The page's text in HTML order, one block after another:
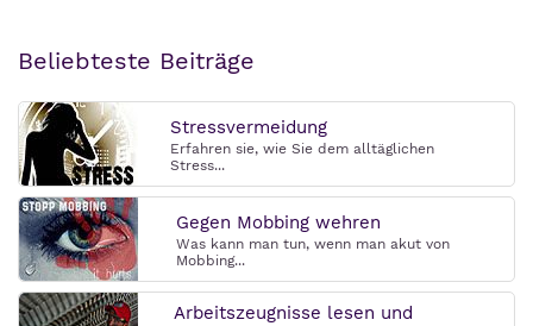
Beliebteste Beiträge
Stressvermeidung
Erfahren sie, wie Sie dem alltäglichen
Stress...
Gegen Mobbing wehren
Was kann man tun, wenn man akut von
Mobbing...
Arbeitszeugnisse lesen und